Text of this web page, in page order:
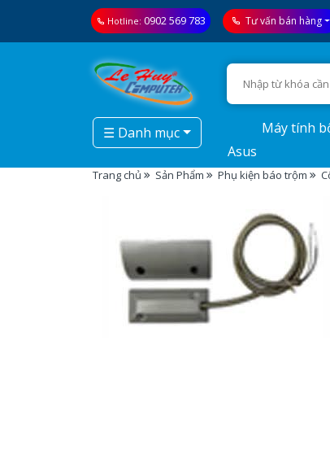
Hotline: 0902 569 783 Tư vấn bán hàng
☰ Danh mục
Máy tính
Asus
Trang chủ Sản Phẩm Phụ kiện báo trộm